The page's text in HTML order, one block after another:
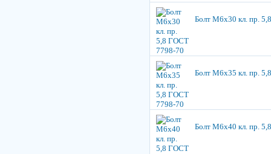
Болт М6х30 кл. пр.
Болт М6х35 кл. пр.
Болт М6х40 кл. пр.